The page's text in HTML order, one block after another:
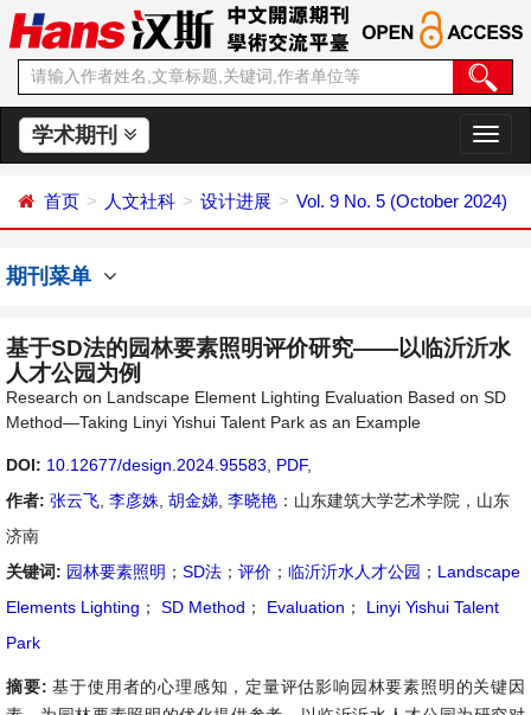
学术期刊
切
换
航
首页 人文社科 设计进展 Vol. 9 No. 5 (October 2024)
期刊菜单
基于SD法的园林要素照明评价研究——以临沂沂水
人才公园为例
Research on Landscape Element Lighting Evaluation Based on SD
Method—Taking Linyi Yishui Talent Park as an Example
DOI: 10.12677/design.2024.95583 PDF,
作者: 张云飞 李彦姝 胡金娣 李晓艳 ：山东建筑大学艺术学院，山东
济南
关键词: 园林要素照明 ； SD法 ； 评价 ； 临沂沂水人才公园 ； Landscape
Elements Lighting ； SD Method ； Evaluation ；
Linyi Yishui Talent
Park
摘要:基于使用者的心理感知，定量评估影响园林要素照明的关键因